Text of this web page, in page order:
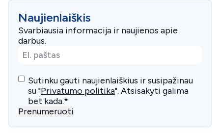
Naujienlaiškis
Svarbiausia informacija ir naujienos apie
darbus.
El.
paštas*
Consent*
Sutinku gauti naujienlaiškius ir susipažinau
su "Privatumo politika". Atsisakyti galima
bet kada.*
Prenumeruoti